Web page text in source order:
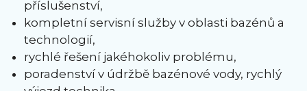
příslušenství,
kompletní servisní služby v oblasti bazénů a
technologií,
rychlé řešení jakéhokoliv problému,
poradenství v údržbě bazénové vody, rychlý